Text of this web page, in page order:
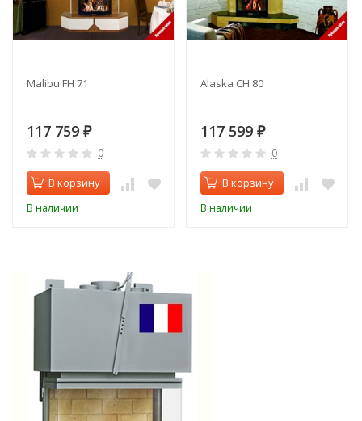
Malibu FH 71
117 759 ₽
0
В корзину
В наличии
Alaska CH 80
117 599 ₽
0
В корзину
В наличии